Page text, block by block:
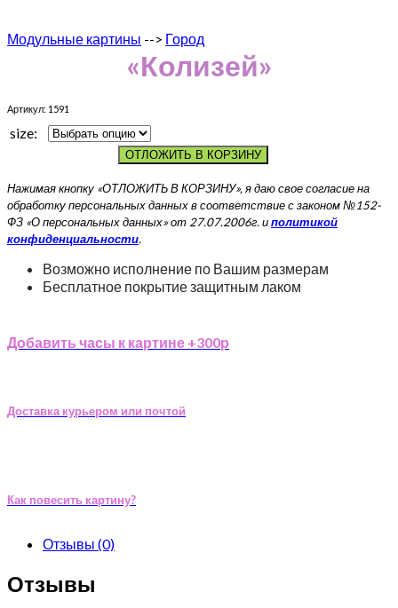
Модульные картины --> Город
«Колизей»
Артикул: 1591
size:
ОТЛОЖИТЬ В КОРЗИНУ
Нажимая кнопку «ОТЛОЖИТЬ В КОРЗИНУ», я даю свое согласие на
обработку персональных данных в соответствие с законом №152-
ФЗ «О персональных данных» от 27.07.2006г. иполитикой
конфиденциальности.
Возможно исполнение по Вашим размерам
Бесплатное покрытие защитным лаком
Добавить часы к картине +300р
Доставка курьером или почтой
Как повесить картину?
Отзывы (0)
Отзывы